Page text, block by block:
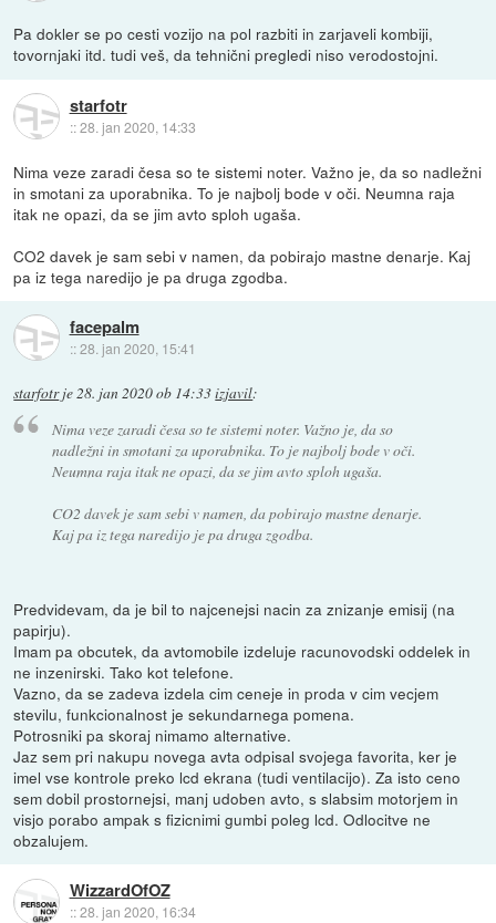
Pa dokler se po cesti vozijo na pol razbiti in zarjaveli kombiji,
tovornjaki itd. tudi veš, da tehnični pregledi niso verodostojni.
starfotr
::28. jan 2020, 14:33
Nima veze zaradi česa so te sistemi noter. Važno je, da so nadležni
in smotani za uporabnika. To je najbolj bode v oči. Neumna raja
itak ne opazi, da se jim avto sploh ugaša.
CO2 davek je sam sebi v namen, da pobirajo mastne denarje. Kaj
pa iz tega naredijo je pa druga zgodba.
facepalm
::28. jan 2020, 15:41
starfotrje 28. jan 2020 ob 14:33izjavil:
Nima veze zaradi česa so te sistemi noter. Važno je, da so
nadležni in smotani za uporabnika. To je najbolj bode v oči.
Neumna raja itak ne opazi, da se jim avto sploh ugaša.
CO2 davek je sam sebi v namen, da pobirajo mastne denarje.
Kaj pa iz tega naredijo je pa druga zgodba.
Predvidevam, da je bil to najcenejsi nacin za znizanje emisij (na
papirju).
Imam pa obcutek, da avtomobile izdeluje racunovodski oddelek in
ne inzenirski. Tako kot telefone.
Vazno, da se zadeva izdela cim ceneje in proda v cim vecjem
stevilu, funkcionalnost je sekundarnega pomena.
Potrosniki pa skoraj nimamo alternative.
Jaz sem pri nakupu novega avta odpisal svojega favorita, ker je
imel vse kontrole preko lcd ekrana (tudi ventilacijo). Za isto ceno
sem dobil prostornejsi, manj udoben avto, s slabsim motorjem in
visjo porabo ampak s fizicnimi gumbi poleg lcd. Odlocitve ne
obzalujem.
WizzardOfOZ
::28. jan 2020, 16:34